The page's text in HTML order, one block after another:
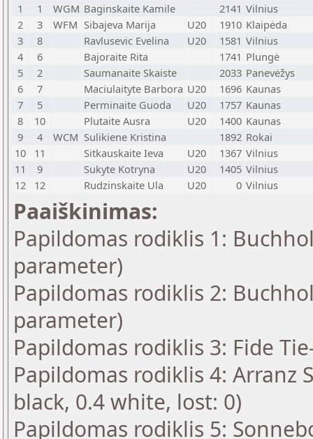
1
1 WGM Baginskaite Kamile 2141 Vilnius
2
3 WFM Sibajeva Marija U20 1910 Klaipėda
3
8 Ravlusevic Evelina U20 1581 Vilnius
4
6 Bajoraite Rita 1741 Plungė
5
2 Saumanaite Skaiste 2033 Panevėžys
6
7 Maciulaityte Barbora U20 1696 Kaunas
7
5 Perminaite Guoda U20 1757 Kaunas
8
10 Plutaite Ausra U20 1400 Kaunas
9
4 WCM Sulikiene Kristina 1892 Rokai
10
11 Sitkauskaite Ieva U20 1367 Vilnius
11
9 Sukyte Kotryna U20 1405 Vilnius
12
12 Rudzinskaite Ula U20 0 Vilnius
Paaiškinimas:
Papildomas rodiklis 1:
parameter)
Papildomas rodiklis 2:
parameter)
Papildomas rodiklis 3: Fide
Papildomas rodiklis 4: Arranz
black, 0.4 white, lost: 0)
Papildomas rodiklis 5: